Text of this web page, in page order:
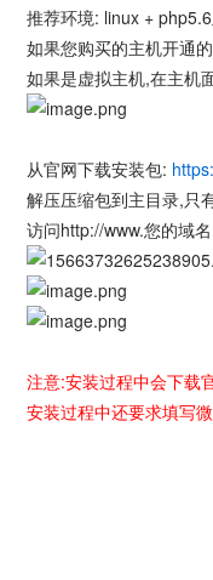
推荐环境: linux +
如果您购买的主机开通
如果是虚拟主机,在主机
从官网下载安装包:
解压压缩包到主目录,只
访问http://www.您的域
注意:安装过程中会下载
安装过程中还要求填写